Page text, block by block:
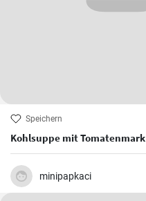
Speichern
Kohlsuppe mit Tomatenmark
minipapkaci